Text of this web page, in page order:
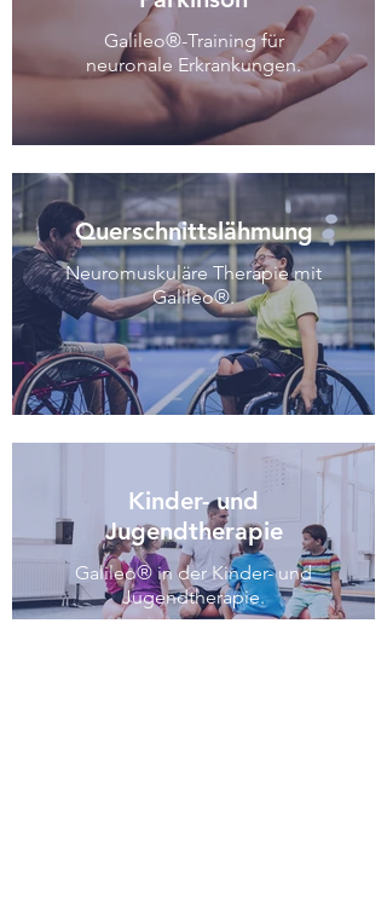
Galileo®-Training für
neuronale Erkrankungen.
Querschnittslähmung
Neuromuskuläre Therapie mit
Galileo®.
Kinder- und
Jugendtherapie
Galileo® in der Kinder- und
Jugendtherapie.